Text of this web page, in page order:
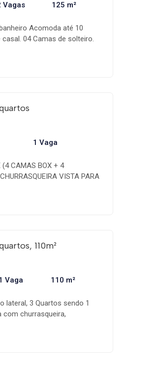
Vagas 125 m²
Acomoda até 10
04 Camas de solteiro.
Shopping Calçadão.
1 Vaga
(4 CAMAS BOX + 4
VISTA PARA
110m²
Vaga 110 m²
lateral, 3 Quartos sendo 1
com churrasqueira,
Farmácias e